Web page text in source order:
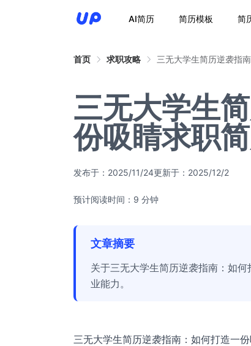
AI简历 简历模板 简
首页 求职攻略 三无大学生简历逆袭指
三无大学生
份吸睛求职
发布于： 2025/11/24更新于： 2025/12/2
预计阅读时间：9 分钟
文章摘要
关于三无大学生简历逆袭指南：如
业能力。
三无大学生简历逆袭指南：如何打造一